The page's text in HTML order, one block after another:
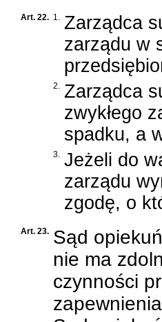
Art. 22. 1. Zarządca
zarządu w
2. Zarządca
zwykłego
spadku, a
3. Jeżeli do
zarządu
zgodę, o
Art. 23. Sąd
nie ma
czynności